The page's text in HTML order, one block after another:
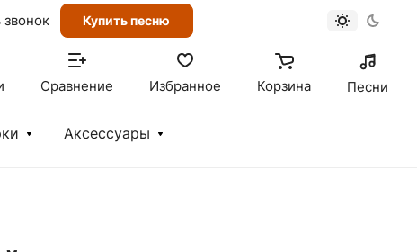
звонок Купить песню
Сравнение Избранное Корзина Песни
Аксессуары